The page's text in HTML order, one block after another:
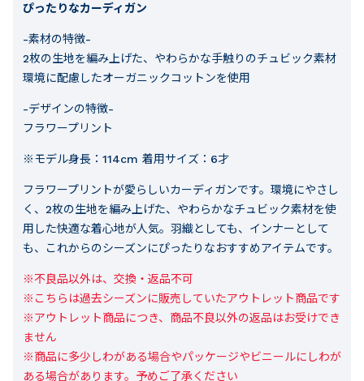
ぴったりなカーディガン
-素材の特徴-
2枚の生地を編み上げた、やわらかな手触りのチュビック素材
環境に配慮したオーガニックコットンを使用
-デザインの特徴-
フラワープリント
※モデル身長：114cm 着用サイズ：6才
フラワープリントが愛らしいカーディガンです。環境にやさし
く、2枚の生地を編み上げた、やわらかなチュビック素材を使
用した快適な着心地が人気。羽織としても、インナーとして
も、これからのシーズンにぴったりなおすすめアイテムです。
※不良品以外は、交換・返品不可
※こちらは過去シーズンに販売していたアウトレット商品です
※アウトレット商品につき、商品不良以外の返品はお受けでき
ません
※商品に多少しわがある場合やパッケージやビニールにしわが
ある場合があります。予めご了承ください